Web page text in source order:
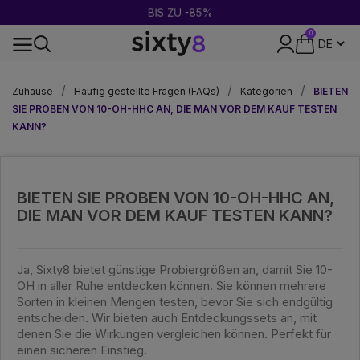
BIS ZU -85%
0
Zuhause
Häufig gestellte Fragen (FAQs) Kategorien
BIETEN
SIE PROBEN VON 10-OH-HHC AN, DIE MAN VOR DEM KAUF TESTEN
KANN?
BIETEN SIE PROBEN VON 10-OH-HHC AN,
DIE MAN VOR DEM KAUF TESTEN KANN?
Ja, Sixty8 bietet günstige Probiergrößen an, damit Sie 10-
OH in aller Ruhe entdecken können. Sie können mehrere
Sorten in kleinen Mengen testen, bevor Sie sich endgültig
entscheiden. Wir bieten auch Entdeckungssets an, mit
denen Sie die Wirkungen vergleichen können. Perfekt für
einen sicheren Einstieg.